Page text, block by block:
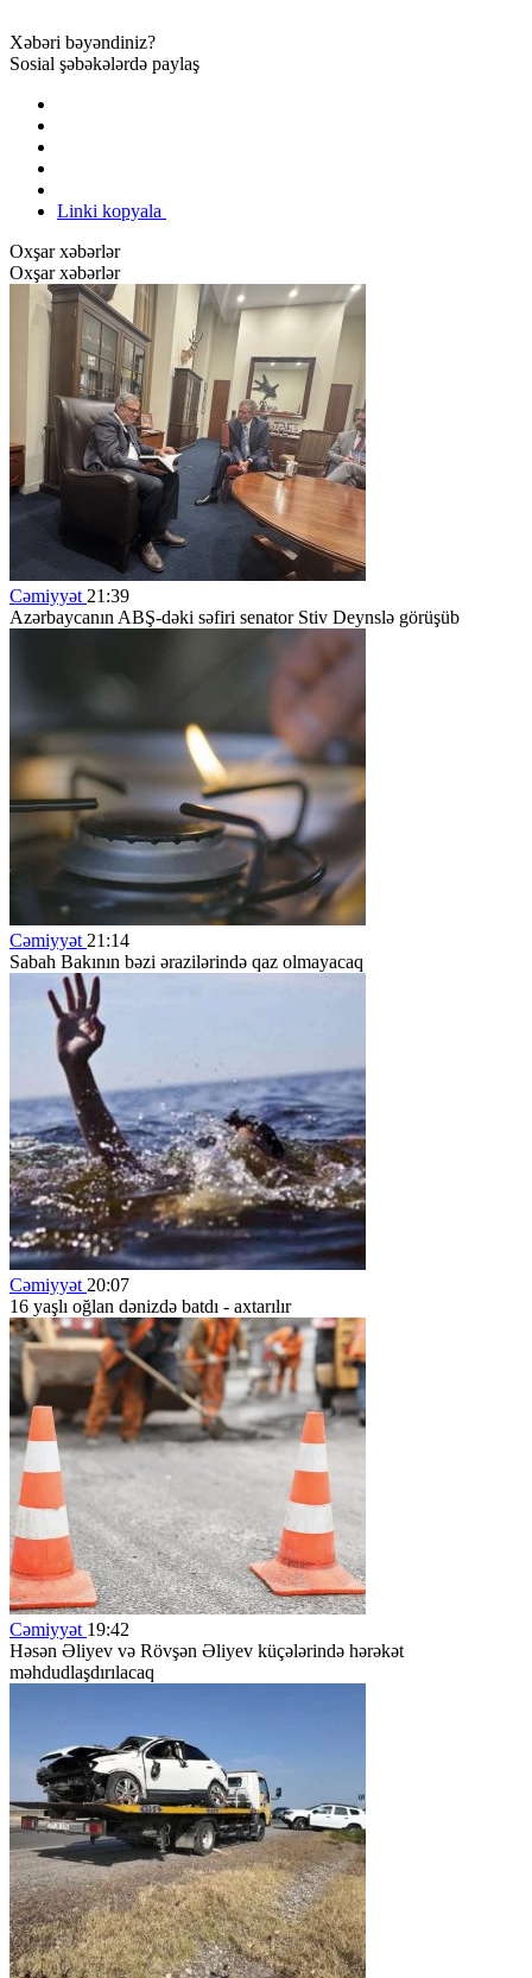
Xəbəri bəyəndiniz?
Sosial şəbəkələrdə paylaş
Linki kopyala
Oxşar xəbərlər
Oxşar xəbərlər
Cəmiyyət 21:39
Azərbaycanın ABŞ-dəki səfiri senator Stiv Deynslə görüşüb
Cəmiyyət 21:14
Sabah Bakının bəzi ərazilərində qaz olmayacaq
Cəmiyyət 20:07
16 yaşlı oğlan dənizdə batdı - axtarılır
Cəmiyyət 19:42
Həsən Əliyev və Rövşən Əliyev küçələrində hərəkət
məhdudlaşdırılacaq